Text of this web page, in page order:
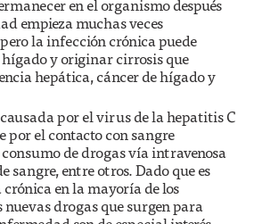
en el organismo después
empieza muchas veces
la infección crónica puede
y originar cirrosis que
hepática, cáncer de hígado y
por el virus de la hepatitis C
por el contacto con sangre
de drogas vía intravenosa
sangre, entre otros. Dado que es
en la mayoría de los
drogas que surgen para